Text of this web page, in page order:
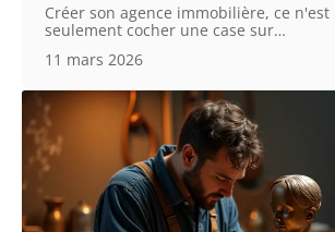
Créer son agence immobilière, ce n'est
seulement cocher une case sur…
11 mars 2026